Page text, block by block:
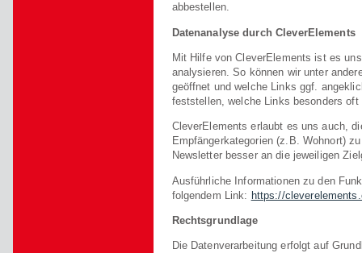
abbestellen.
Datenanalyse durch CleverElements
Mit Hilfe von CleverElements ist es
analysieren. So können wir unter
geöffnet und welche Links ggf.
feststellen, welche Links besonders
CleverElements erlaubt es uns auch,
Empfängerkategorien (z.B. Wohnort)
Newsletter besser an die jeweiligen
Ausführliche Informationen zu den
folgendem Link: https://
Rechtsgrundlage
Die Datenverarbeitung erfolgt auf